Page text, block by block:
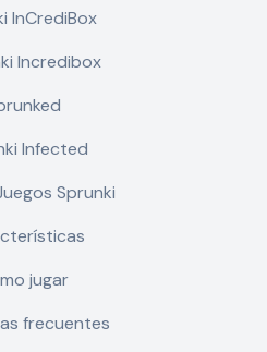
InCrediBox
Incredibox
Infected
Sprunki
jugar
frecuentes